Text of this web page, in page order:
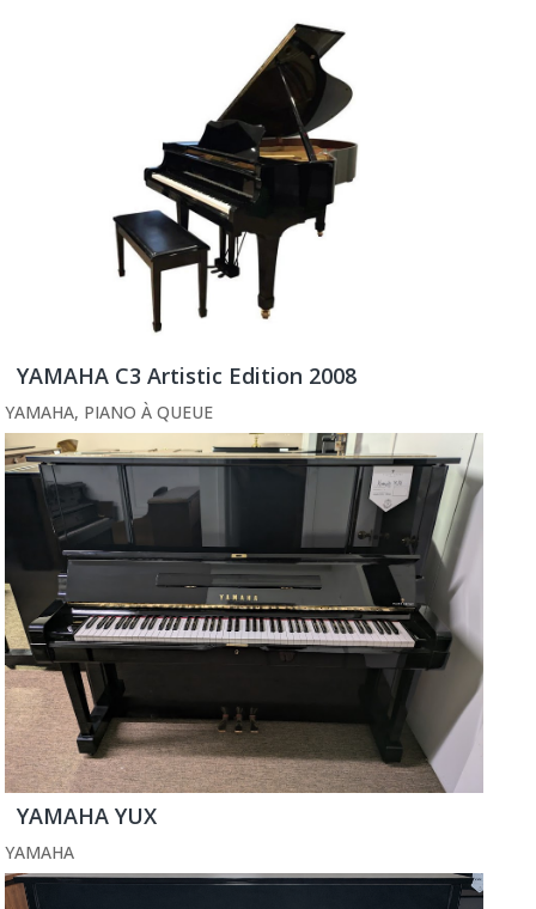
YAMAHA C3 Artistic Edition 2008
YAMAHA, PIANO À QUEUE
YAMAHA YUX
YAMAHA